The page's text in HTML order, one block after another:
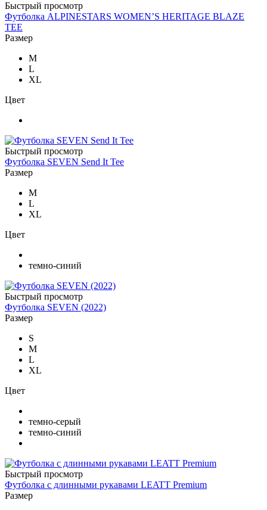
Быстрый просмотр
Футболка ALPINESTARS WOMEN’S HERITAGE BLAZE
TEE
Размер
M
L
XL
Цвет
Быстрый просмотр
Футболка SEVEN Send It Tee
Размер
M
L
XL
Цвет
темно-синий
Быстрый просмотр
Футболка SEVEN (2022)
Размер
S
M
L
XL
Цвет
темно-серый
темно-синий
Быстрый просмотр
Футболка с длинными рукавами LEATT Premium
Размер